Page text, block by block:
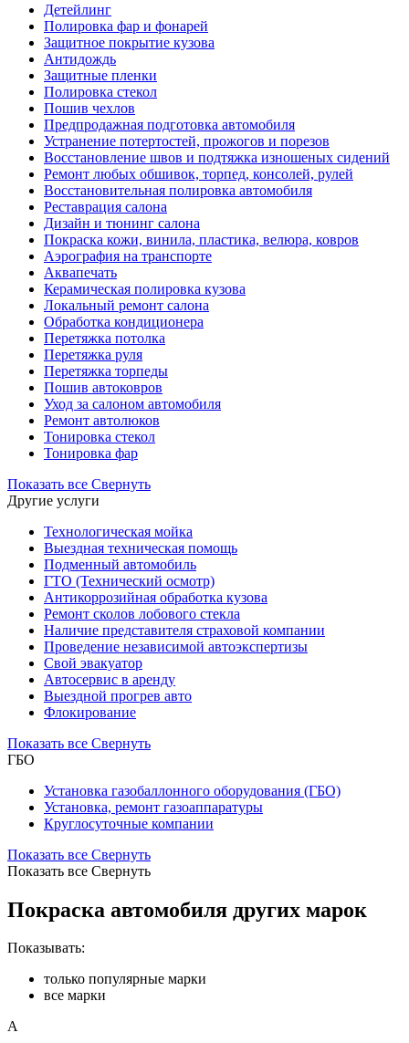
Детейлинг
Полировка фар и фонарей
Защитное покрытие кузова
Антидождь
Защитные пленки
Полировка стекол
Пошив чехлов
Предпродажная подготовка автомобиля
Устранение потертостей, прожогов и порезов
Восстановление швов и подтяжка изношеных сидений
Ремонт любых обшивок, торпед, консолей, рулей
Восстановительная полировка автомобиля
Реставрация салона
Дизайн и тюнинг салона
Покраска кожи, винила, пластика, велюра, ковров
Аэрография на транспорте
Аквапечать
Керамическая полировка кузова
Локальный ремонт салона
Обработка кондиционера
Перетяжка потолка
Перетяжка руля
Перетяжка торпеды
Пошив автоковров
Уход за салоном автомобиля
Ремонт автолюков
Тонировка стекол
Тонировка фар
Показать все Свернуть
Другие услуги
Технологическая мойка
Выездная техническая помощь
Подменный автомобиль
ГТО (Технический осмотр)
Антикоррозийная обработка кузова
Ремонт сколов лобового стекла
Наличие представителя страховой компании
Проведение независимой автоэкспертизы
Свой эвакуатор
Автосервис в аренду
Выездной прогрев авто
Флокирование
Показать все Свернуть
ГБО
Установка газобаллонного оборудования (ГБО)
Установка, ремонт газоаппаратуры
Круглосуточные компании
Показать все Свернуть
Показать все Свернуть
Покраска автомобиля других марок
Показывать:
только популярные марки
все марки
A